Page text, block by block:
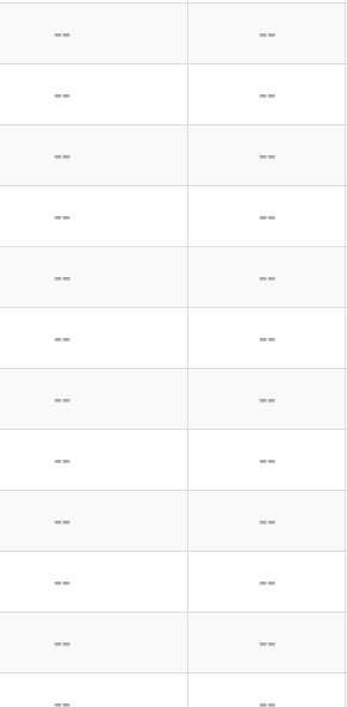
-- --
-- --
-- --
-- --
-- --
-- --
-- --
-- --
-- --
-- --
-- --